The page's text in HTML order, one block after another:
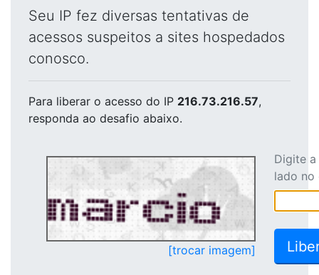
Seu IP fez diversas tentativas de
acessos suspeitos a sites hospedados
conosco.
Para liberar o acesso do IP 216.73.216.57,
responda ao desafio abaixo.
[trocar imagem]
Digite
lado no